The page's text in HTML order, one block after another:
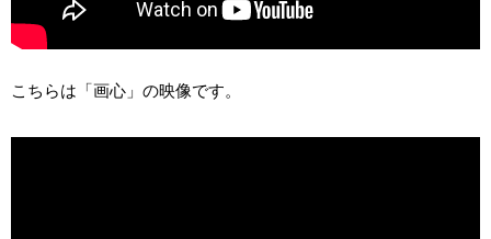
こちらは「画心」の映像です。